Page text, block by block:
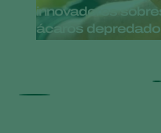
innovadores
ácaros